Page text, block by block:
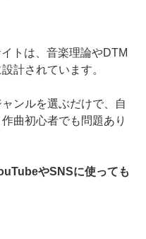
トは、音楽理論やDTM
計されています。
ンルを選ぶだけで、自
曲初心者でも問題あり
やSNSに使っても